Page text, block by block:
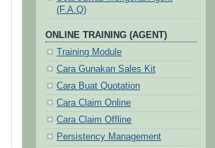
(F.A.Q)
ONLINE TRAINING (AGENT)
Training Module
Cara Gunakan Sales Kit
Cara Buat Quotation
Cara Claim Online
Cara Claim Offline
Persistency Management